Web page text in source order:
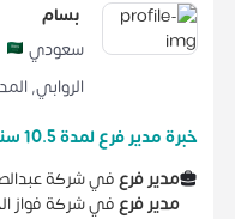
بسام
سعودي
الروابي,
خبرة مدير فرع لمدة 10.5 سنوات
مدير فرعفيشركة
مدير فرعفيشركة فواز